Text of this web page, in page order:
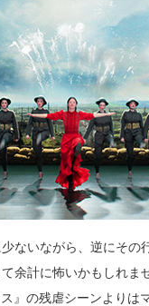
ないながら、逆にその
余計に怖いかもしれま
』の残虐シーンよりは